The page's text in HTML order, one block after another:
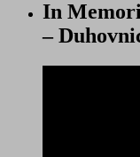
In
–